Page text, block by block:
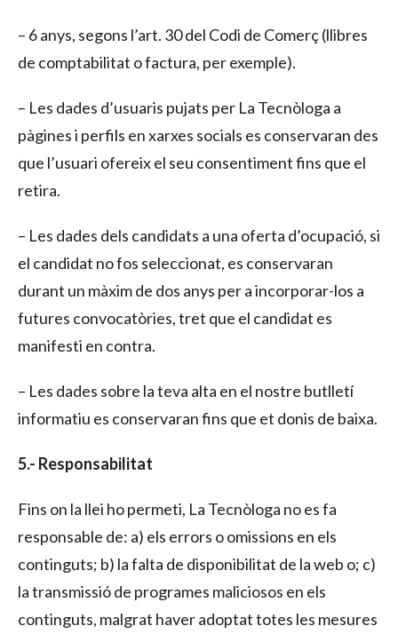
– 6 anys, segons l’art. 30 del Codi de Comerç (llibres
de comptabilitat o factura, per exemple).
– Les dades d’usuaris pujats per La Tecnòloga a
pàgines i perfils en xarxes socials es conservaran des
que l’usuari ofereix el seu consentiment fins que el
retira.
– Les dades dels candidats a una oferta d’ocupació, si
el candidat no fos seleccionat, es conservaran
durant un màxim de dos anys per a incorporar-los a
futures convocatòries, tret que el candidat es
manifesti en contra.
– Les dades sobre la teva alta en el nostre butlletí
informatiu es conservaran fins que et donis de baixa.
5.- Responsabilitat
Fins on la llei ho permeti, La Tecnòloga no es fa
responsable de: a) els errors o omissions en els
continguts; b) la falta de disponibilitat de la web o; c)
la transmissió de programes maliciosos en els
continguts, malgrat haver adoptat totes les mesures